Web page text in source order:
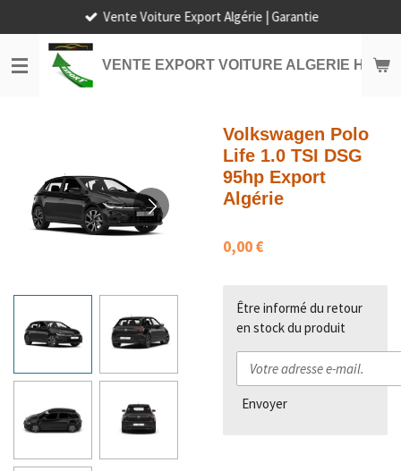
au
contenu
principal
VENTE EXPORT VOITURE ALGERIE HORS
Vente Voiture Export Algérie | Garantie
Volkswagen Polo
Life 1.0 TSI DSG
95hp Export
Algérie
0,00 €
Être informé du retour
en stock du produit
Envoyer